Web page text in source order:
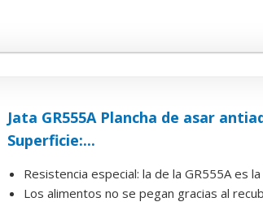
Jata GR555A Plancha de asar
Superficie:...
Resistencia especial: la de la GR555A es
Los alimentos no se pegan gracias al